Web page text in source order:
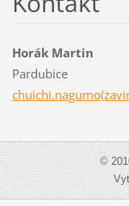
Horák Martin
Pardubice
©